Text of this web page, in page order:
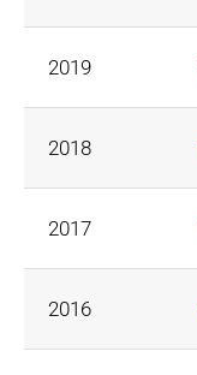
2019
2018
2017
2016